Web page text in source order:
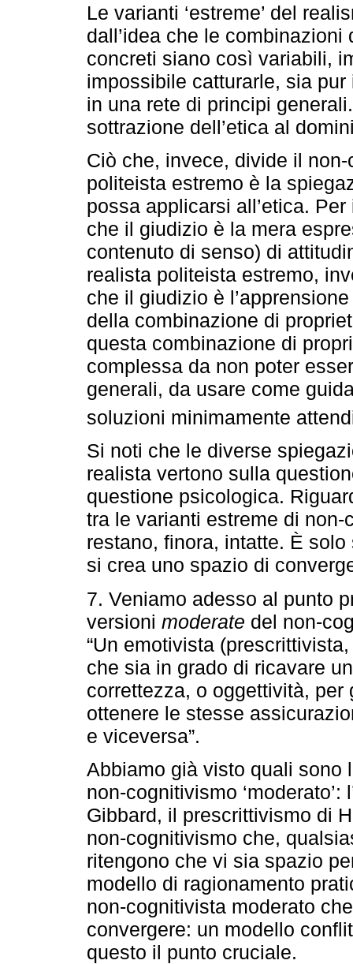
Le varianti ‘estreme’ del
dall’idea che le
concreti siano così variabili,
impossibile catturarle, sia
in una rete di principi
sottrazione dell’etica al
Ciò che, invece, divide il
politeista estremo è la
possa applicarsi all’etica.
che il giudizio è la mera
contenuto di senso) di
realista politeista estremo,
che il giudizio è
della combinazione di
questa combinazione di
complessa da non poter
generali, da usare come
soluzioni minimamente
Si noti che le diverse
realista vertono sulla
questione psicologica.
tra le varianti estreme di
restano, finora, intatte. È
si crea uno spazio di
7. Veniamo adesso al punto
versioni moderate del non-
“Un emotivista
che sia in grado di ricavare
correttezza, o oggettività,
ottenere le stesse
e viceversa”.
Abbiamo già visto quali sono
non-cognitivismo
Gibbard, il prescrittivismo di
non-cognitivismo che,
ritengono che vi sia spazio
modello di ragionamento
non-cognitivista moderato
convergere: un modello
questo il punto cruciale.